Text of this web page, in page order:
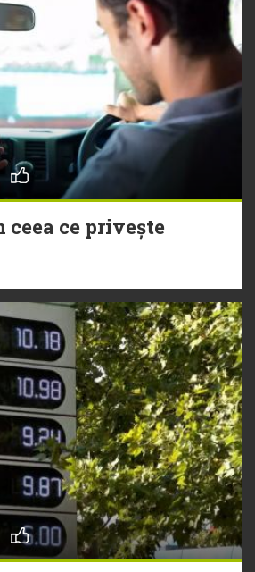
ceea ce privește